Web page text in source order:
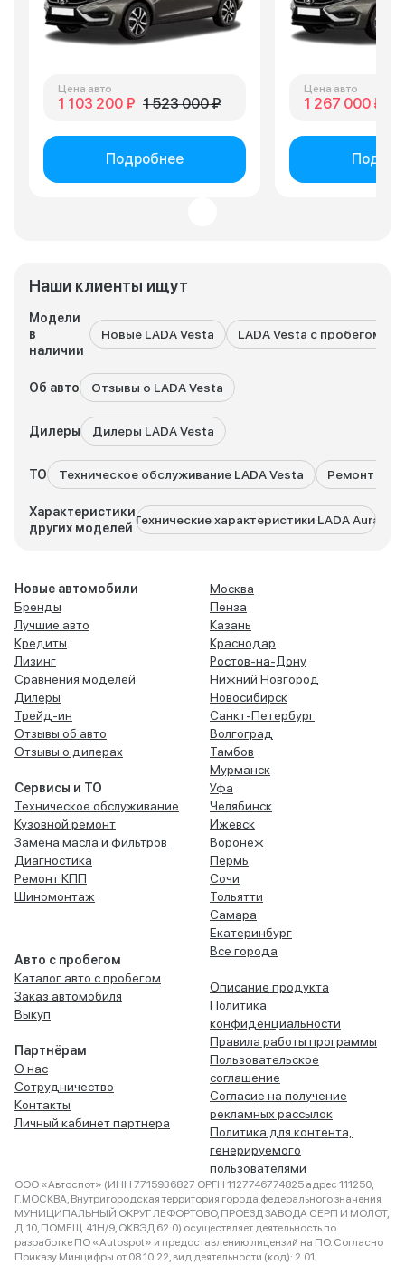
Наши клиенты ищут
Модели
в
наличии
Новые LADA Vesta LADA Vesta с пробегом
Об авто Отзывы о LADA Vesta
Дилеры Дилеры LADA Vesta
ТО Техническое обслуживание LADA Vesta Ремонт
Характеристики
других моделей
Технические характеристики LADA Aura
Цена авто
1 103 200 ₽ 1 523 000 ₽
Подробнее
Цена авто
1 267 000 ₽
Новые автомобили
Бренды
Лучшие авто
Кредиты
Лизинг
Сравнения моделей
Дилеры
Трейд-ин
Отзывы об авто
Отзывы о дилерах
Сервисы и ТО
Техническое обслуживание
Кузовной ремонт
Замена масла и фильтров
Диагностика
Ремонт КПП
Шиномонтаж
Авто с пробегом
Каталог авто с пробегом
Заказ автомобиля
Выкуп
Партнёрам
О нас
Сотрудничество
Контакты
Личный кабинет партнера
Москва
Пенза
Казань
Краснодар
Ростов-на-Дону
Нижний Новгород
Новосибирск
Санкт-Петербург
Волгоград
Тамбов
Мурманск
Уфа
Челябинск
Ижевск
Воронеж
Пермь
Сочи
Тольятти
Самара
Екатеринбург
Все города
Описание продукта
Политика
конфиденциальности
Правила работы программы
Пользовательское
соглашение
Согласие на получение
рекламных рассылок
Политика для контента,
генерируемого
пользователями
ООО «Автоспот» (ИНН 7715936827 ОРГН 1127746774825 адрес 111250,
Г.МОСКВА, Внутригородская территория города федерального значения
МУНИЦИПАЛЬНЫЙ ОКРУГ ЛЕФОРТОВО, ПРОЕЗД ЗАВОДА СЕРП И МОЛОТ,
Д. 10, ПОМЕЩ. 41Н/9, ОКВЭД 62.0) осуществляет деятельность по
разработке ПО «Autospot» и предоставлению лицензий на ПО. Согласно
Приказу Минцифры от 08.10.22, вид деятельности (код): 2.01.